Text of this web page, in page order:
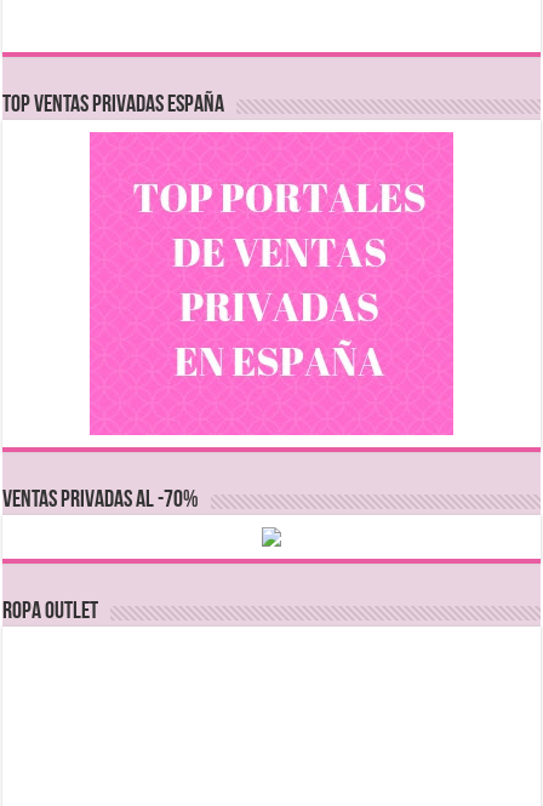
TOP VENTAS PRIVADAS ESPAÑA
VENTAS PRIVADAS AL -70%
Ropa Outlet